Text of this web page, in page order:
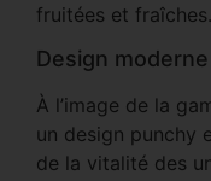
fruitées et fraîches.
Design
À l’image de la
un design punchy
de la vitalité des